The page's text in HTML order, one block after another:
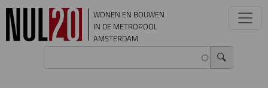
Overslaan en naar de inhoud gaan
WONEN EN BOUWEN
IN DE METROPOOL
AMSTERDAM